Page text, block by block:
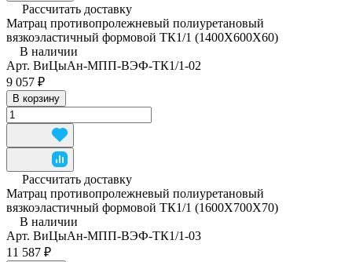
Рассчитать доставку
Матрац противопролежневый полиуретановый
вязкоэластичный формовой ТК1/1 (1400Х600Х60)
В наличии
Арт. ВиЦыАн-МПП-ВЭФ-ТК1/1-02
9 057 ₽
В корзину
Рассчитать доставку
Матрац противопролежневый полиуретановый
вязкоэластичный формовой ТК1/1 (1600Х700Х70)
В наличии
Арт. ВиЦыАн-МПП-ВЭФ-ТК1/1-03
11 587 ₽